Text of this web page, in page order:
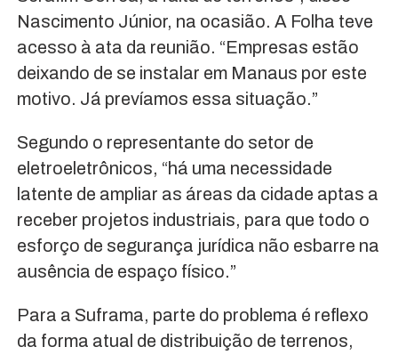
Nascimento Júnior, na ocasião. A Folha teve
acesso à ata da reunião. “Empresas estão
deixando de se instalar em Manaus por este
motivo. Já prevíamos essa situação.”
Segundo o representante do setor de
eletroeletrônicos, “há uma necessidade
latente de ampliar as áreas da cidade aptas a
receber projetos industriais, para que todo o
esforço de segurança jurídica não esbarre na
ausência de espaço físico.”
Para a Suframa, parte do problema é reflexo
da forma atual de distribuição de terrenos,